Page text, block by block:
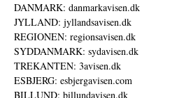
DANMARK: danmarkavisen.dk
JYLLAND: jyllandsavisen.dk
REGIONEN: regionsavisen.dk
SYDDANMARK: sydavisen.dk
TREKANTEN: 3avisen.dk
ESBJERG: esbjergavisen.com
BILLUND: billundavisen.dk